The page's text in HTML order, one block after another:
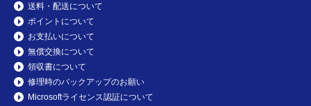
送料・配送について
ポイントについて
お支払いについて
無償交換について
領収書について
修理時のバックアップのお願い
Microsoftライセンス認証について